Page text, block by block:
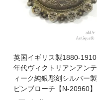
英国イギリス製1880-1910
年代ヴィクトリアンアンテ
ィーク純銀彫刻シルバー製
ピンブローチ【N-20960】